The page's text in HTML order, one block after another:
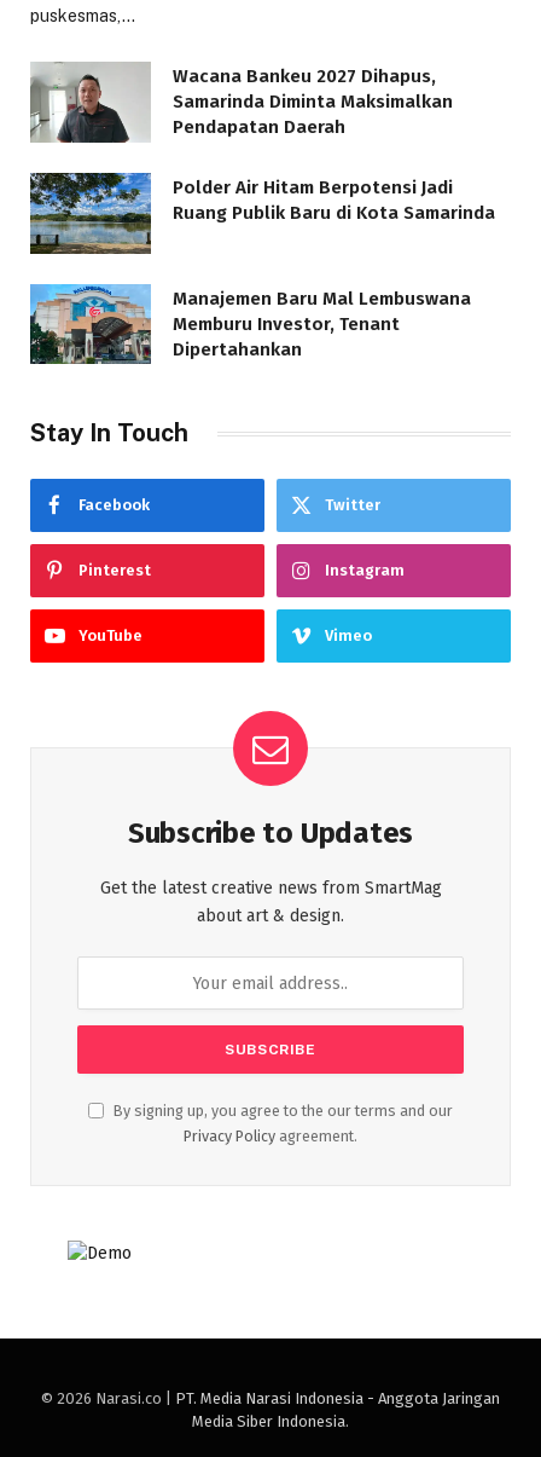
puskesmas,…
Wacana Bankeu 2027 Dihapus,
Samarinda Diminta Maksimalkan
Pendapatan Daerah
Polder Air Hitam Berpotensi Jadi
Ruang Publik Baru di Kota Samarinda
Manajemen Baru Mal Lembuswana
Memburu Investor, Tenant
Dipertahankan
Stay In Touch
Facebook Twitter
Pinterest Instagram
YouTube Vimeo
Subscribe to Updates
Get the latest creative news from SmartMag
about art & design.
By signing up, you agree to the our terms and our
Privacy Policy agreement.
© 2026 Narasi.co | PT. Media Narasi Indonesia - Anggota Jaringan
Media Siber Indonesia.